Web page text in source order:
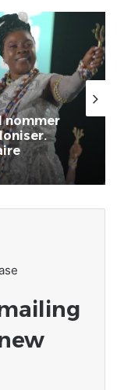
nommer